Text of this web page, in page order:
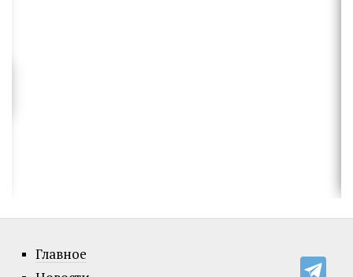
Главное